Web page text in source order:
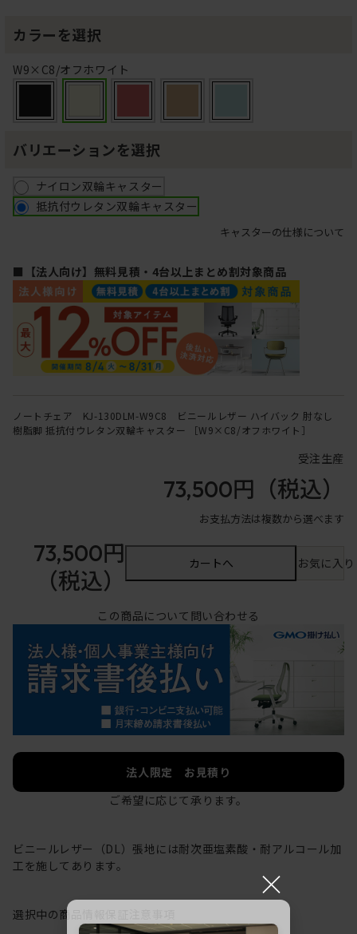
カラーを選択
W9×C8/オフホワイト
バリエーションを選択
ナイロン双輪キャスター
抵抗付ウレタン双輪キャスター
キャスターの仕様について
■【法人向け】無料見積・4台以上まとめ割対象商品
ノートチェア KJ-130DLM-W9C8 ビニールレザー ハイバック 肘なし
樹脂脚 抵抗付ウレタン双輪キャスター ［W9×C8/オフホワイト］
受注生産
73,500円 （税込）
お支払方法は複数から選べます
73,500円
（税込）
カートへ お気に入
この商品について問い合わせる
法人限定 お見積り
ご希望に応じて承ります。
ビニールレザー（DL）張地には耐次亜塩素酸・耐アルコール加
工を施してあります。
選択中の商品情報
×